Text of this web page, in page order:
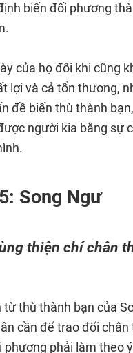
biến đối phương
của họ đôi khi cũng
lợi và cả tổn thương,
đề biến thù thành
người kia bằng sự
Song Ngư
thiện chí chân
từ thù thành bạn của
cần để trao đổi chân
phương phải làm theo